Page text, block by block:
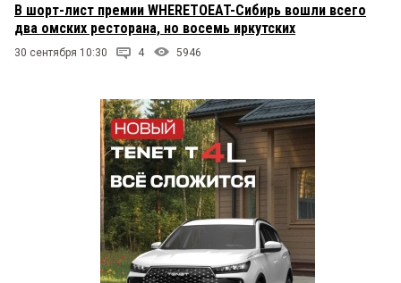
В шорт-лист премии WHERETOEAT-Сибирь вошли всего
два омских ресторана, но восемь иркутских
30 сентября 10:30 4 5946